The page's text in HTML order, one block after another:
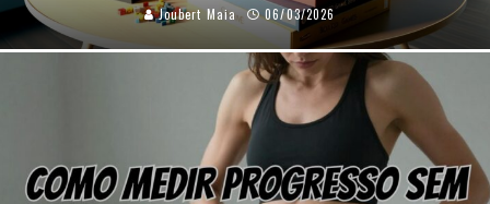
Joubert Maia 06/03/2026